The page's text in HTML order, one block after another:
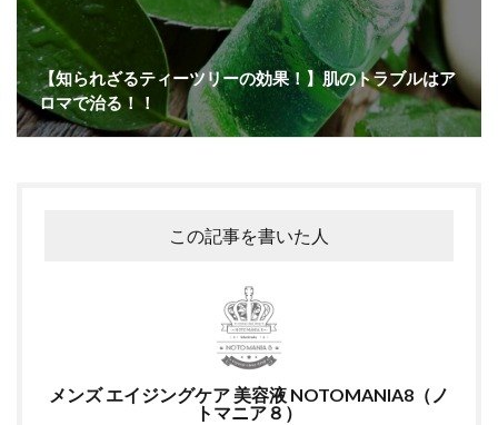
【知られざるティーツリーの効果！】肌のトラブルはア
ロマで治る！！
この記事を書いた人
メンズ エイジングケア 美容液 NOTOMANIA8（ノ
トマニア８）